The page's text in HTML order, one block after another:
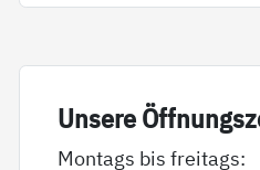
Un­se­re
Montags bis freitags: